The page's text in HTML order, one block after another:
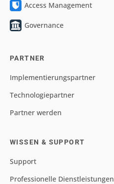
Access Management
Governance
PARTNER
Implementierungspartner
Technologiepartner
Partner werden
WISSEN & SUPPORT
Support
Professionelle Dienstleistungen